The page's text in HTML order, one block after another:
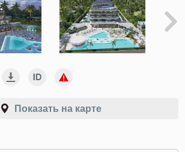
Показать на карте